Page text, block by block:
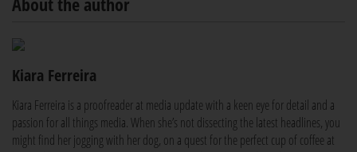
Kiara Ferreira
Kiara Ferreira is a proofreader at media update with a keen eye for detail and a
passion for all things media. When she’s not dissecting the latest headlines, you
might find her jogging with her dog, on a quest for the perfect cup of coffee at